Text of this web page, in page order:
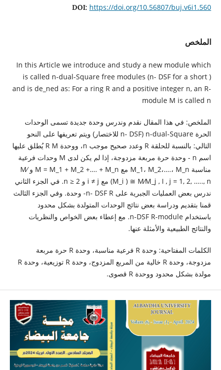
DOI: https://doi.org/10.56807/buj.v6i1.560
الملخص
In this Article we introduce and study a new module which
is called n-dual-Square free modules (n- DSF for a short )
and is de_ned as: For a ring R and a positive integer n, an R-
module M is called n
الملخص: في هذا المقال نقدم وندرس وحدة جديدة تسمى الوحدات
الحرة n-dual-Square (n- DSF للاختصار) ويتم تعريفها على النحو
التالي: بالنسبة للحلقة R وعدد صحيح موجب n، ووحدة R M يُطلق عليها
اسم n ‐ وحدة حرة مربعة مزدوجة، إذا لم يكن لدى M وحدات فرعية
مناسبة M_1، M_2،….، M_n مع M = M_1 + M_2 +…. + M_n و M⁄
(M_i ) ≅ M⁄M_j , I , j = 1, 2, ….., n مع i ≠ j و n ≥ 2. في الجزء الثاني
ندرس بعض العمليات الجبرية على n- DSF R- وحدة. وفي الجزء الثالث
قمنا بتقديم ودراسة بعض نتائج الوحدات المتولدة بشكل محدود
باستخدام n-DSF R-module. مع إعطاء بعض الخواص والنظريات
والنتائج الطبيعية والأمثلة عنها.
الكلمات المفتاحية: وحدة R فرعية مناسبة، وحدة R حرة مربعة
مزدوجة، وحدة R خالية من المربع المزدوج، وحدة R توزيعية، وحدة R
مولدة بشكل محدود ووحدة R قصوى.